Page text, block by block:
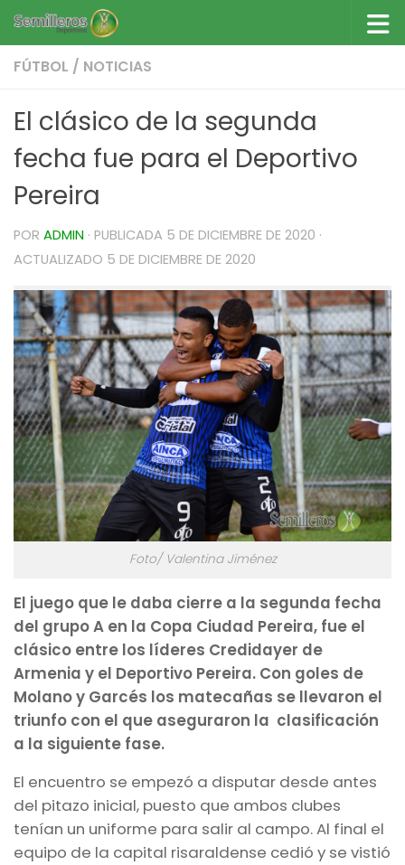
Saltar al contenido
FÚTBOL / NOTICIAS
El clásico de la segunda
fecha fue para el Deportivo
Pereira
POR ADMIN · PUBLICADA 5 DE DICIEMBRE DE 2020 ·
ACTUALIZADO 5 DE DICIEMBRE DE 2020
Foto/ Valentina Jiménez
El juego que le daba cierre a la segunda fecha
del grupo A en la Copa Ciudad Pereira, fue el
clásico entre los líderes Credidayer de
Armenia y el Deportivo Pereira. Con goles de
Molano y Garcés los matecañas se llevaron el
triunfo con el que aseguraron la clasificación
a la siguiente fase.
El encuentro se empezó a disputar desde antes
del pitazo inicial, puesto que ambos clubes
tenían un uniforme para salir al campo. Al final el
equipo de la capital risaraldense cedió y se vistió